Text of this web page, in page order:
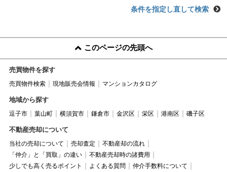
条件を指定し直して検索
このページの先頭へ
売買物件を探す
売買物件検索 現地販売会情報 マンションカタログ
地域から探す
逗子市 葉山町 横須賀市 鎌倉市 金沢区 栄区 港南区 磯子区
不動産売却について
当社の売却について 売却査定
不動産却の流れ
「仲介」と「買取」の違い
不動産売却時の諸費用
少しでも高く売るポイント
よくある質問
仲介手数料について